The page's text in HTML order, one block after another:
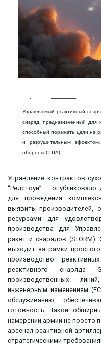
Управляемый реактивный
снаряд, предназначенный для
способный поражать цели на
и разрушительным
обороны США)
Управление контрактов
“Редстоун” –
для проведения
выявить производителей,
ресурсами для
производства для
ракет и снарядов
выходит за рамки
производство
реактивного снаряда
производственных
инженерным изменениям
обслуживанию,
готовность. Такой
намерении армии не просто
арсенал реактивной
стратегическими